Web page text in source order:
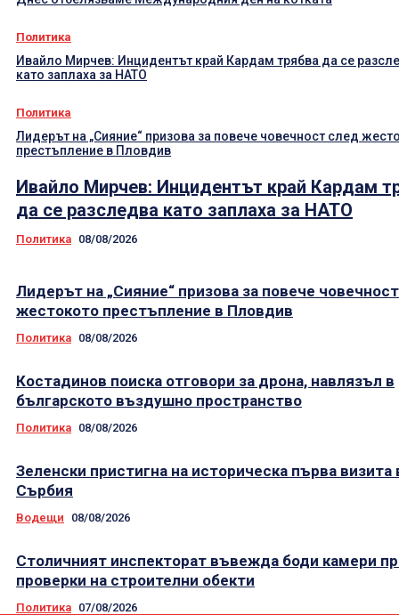
Политика
Ивайло Мирчев: Инцидентът край Кардам трябва да се
като заплаха за НАТО
Политика
Лидерът на „Сияние“ призова за повече човечност след
престъпление в Пловдив
Ивайло Мирчев: Инцидентът край Кардам
да се разследва като заплаха за НАТО
Политика 08/08/2026
Лидерът на „Сияние“ призова за повече
жестокото престъпление в Пловдив
Политика 08/08/2026
Костадинов поиска отговори за дрона, навлязъл в
българското въздушно пространство
Политика 08/08/2026
Зеленски пристигна на историческа първа визита
Сърбия
Водещи 08/08/2026
Столичният инспекторат въвежда боди камери
проверки на строителни обекти
Политика 07/08/2026